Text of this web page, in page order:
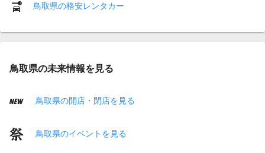
鳥取県の格安レンタカー
鳥取県の未来情報を見る
鳥取県の開店・閉店を見る
鳥取県のイベントを見る